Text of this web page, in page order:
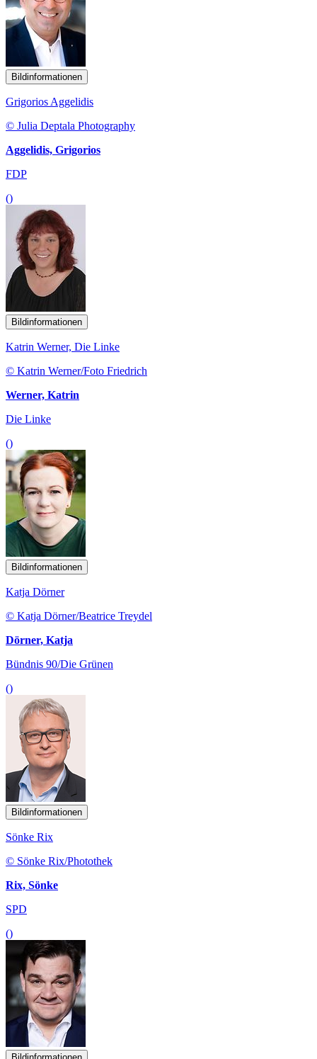
Bildinformationen
Grigorios Aggelidis
© Julia Deptala Photography
Aggelidis, Grigorios
FDP
()
Bildinformationen
Katrin Werner, Die Linke
© Katrin Werner/Foto Friedrich
Werner, Katrin
Die Linke
()
Bildinformationen
Katja Dörner
© Katja Dörner/Beatrice Treydel
Dörner, Katja
Bündnis 90/Die Grünen
()
Bildinformationen
Sönke Rix
© Sönke Rix/Photothek
Rix, Sönke
SPD
()